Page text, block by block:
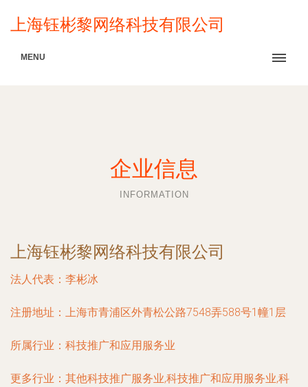
上海钰彬黎网络科技有限公司
MENU
企业信息
INFORMATION
上海钰彬黎网络科技有限公司
法人代表： 李彬冰
注册地址： 上海市青浦区外青松公路7548弄588号1幢1层
所属行业： 科技推广和应用服务业
更多行业： 其他科技推广服务业,科技推广和应用服务业,科